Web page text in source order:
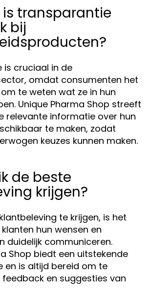
transparantie
bij
is cruciaal in de
omdat consumenten het
te weten wat ze in hun
Unique Pharma Shop streeft
relevante informatie over hun
te maken, zodat
keuzes kunnen maken.
de beste
krijgen?
te krijgen, is het
hun wensen en
duidelijk communiceren.
Shop biedt een uitstekende
en is altijd bereid om te
en suggesties van